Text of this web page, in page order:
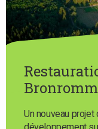
Un nouveau